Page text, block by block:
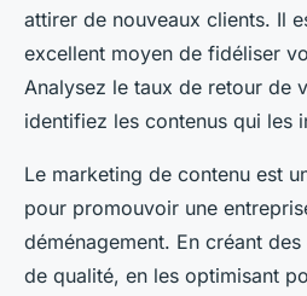
attirer de nouveaux clients. Il
excellent moyen de fidéliser
Analysez le taux de retour de
identifiez les contenus qui les
Le marketing de contenu est
pour promouvoir une
déménagement. En créant
de qualité, en les optimisant